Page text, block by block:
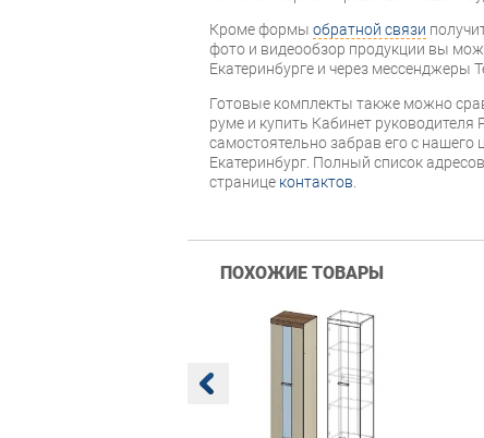
Кроме формы обратной связи
фото и видеообзор продукции вы
Екатеринбурге и через мессенджеры
Готовые комплекты также можно
руме и купить Кабинет руководителя
самостоятельно забрав его с нашего
Екатеринбург. Полный список
странице контактов.
ПОХОЖИЕ ТОВАРЫ